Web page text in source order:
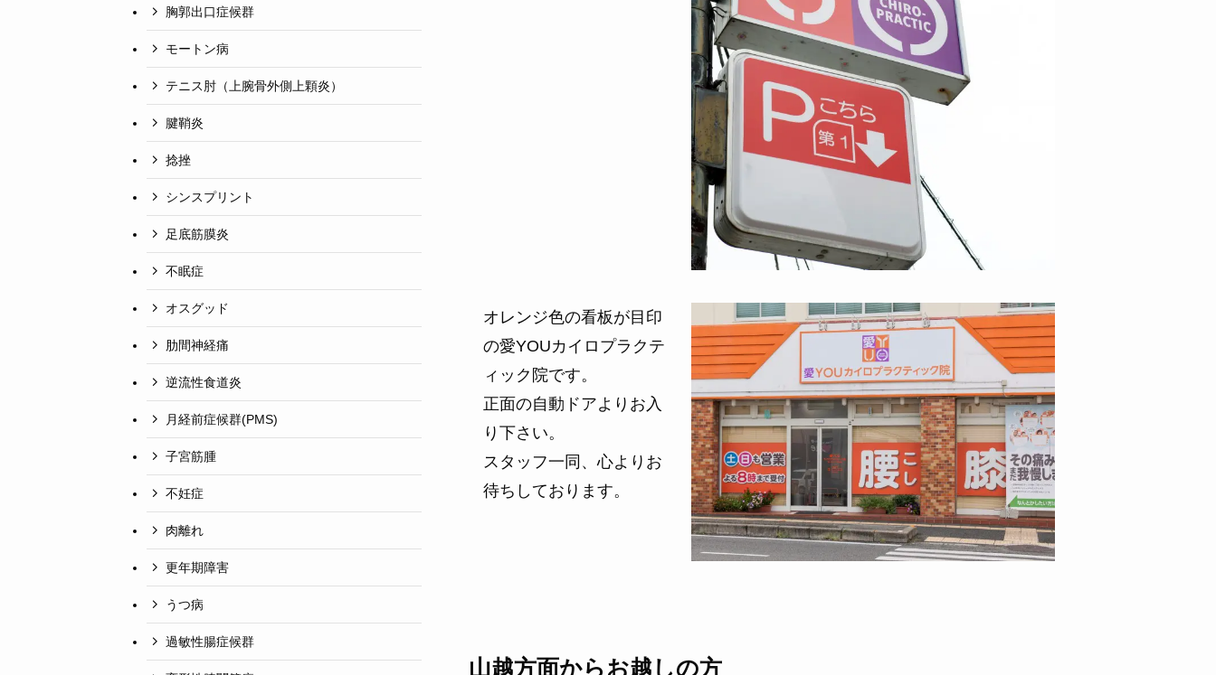
オレンジ色の看板が目印
の愛YOUカイロプラクテ
ィック院です。
正面の自動ドアよりお入
り下さい。
スタッフ一同、心よりお
待ちしております。
山越方面からお越しの方
胸郭出口症候群
モートン病
テニス肘（上腕骨外側上顆炎）
腱鞘炎
捻挫
シンスプリント
足底筋膜炎
不眠症
オスグッド
肋間神経痛
逆流性食道炎
月経前症候群(PMS)
子宮筋腫
不妊症
肉離れ
更年期障害
うつ病
過敏性腸症候群